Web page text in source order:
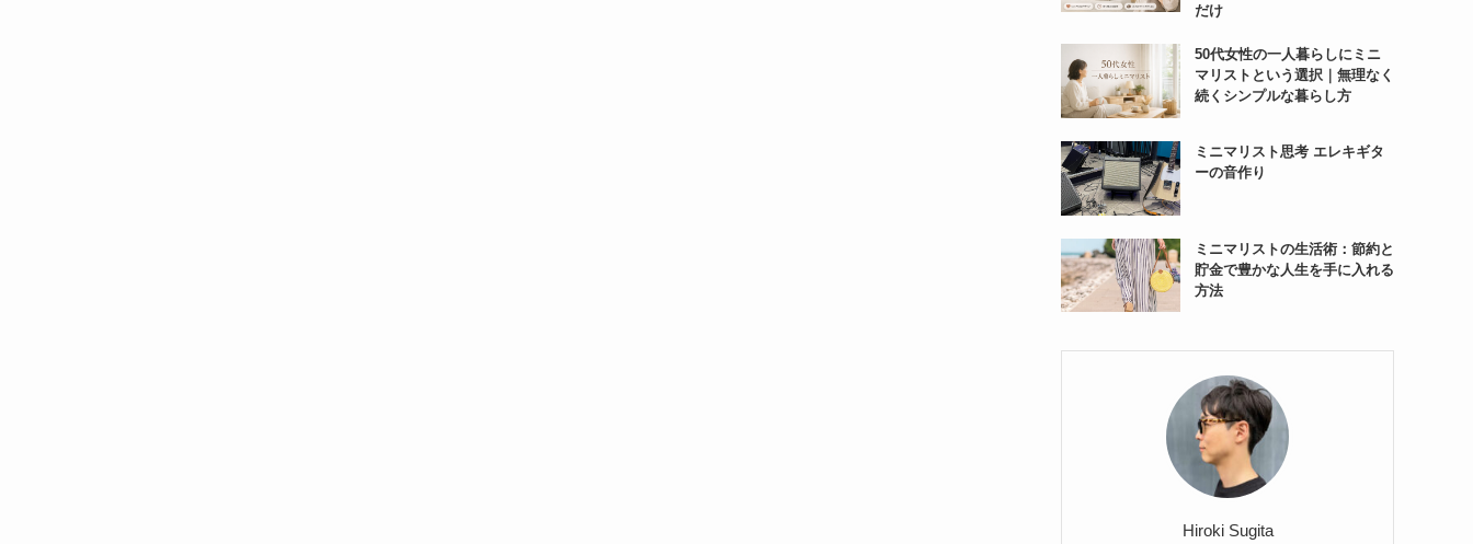
だけ
50代女性の一人暮らしにミニ
マリストという選択｜無理なく
続くシンプルな暮らし方
ミニマリスト思考 エレキギタ
ーの音作り
ミニマリストの生活術：節約と
貯金で豊かな人生を手に入れる
方法
Hiroki Sugita